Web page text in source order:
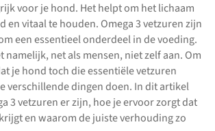
voor je hond. Het helpt om het lichaam
en vitaal te houden. Omega 3 vetzuren zijn
een essentieel onderdeel in de voeding.
namelijk, net als mensen, niet zelf aan. Om
je hond toch die essentiële vetzuren
verschillende dingen doen. In dit artikel
3 vetzuren er zijn, hoe je ervoor zorgt dat
en waarom de juiste verhouding zo